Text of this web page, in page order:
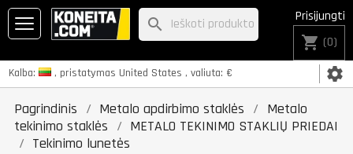
Kalba: , pristatymas United States , valiuta: € settings
Prisijungti
shopping_cart (0)
search
Pagrindinis Metalo apdirbimo staklės
Metalo
tekinimo staklės
METALO TEKINIMO STAKLIŲ PRIEDAI
Tekinimo lunetės